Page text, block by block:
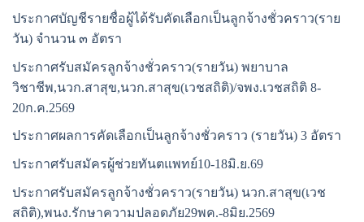
ประกาศบัญชีรายชื่อผู้ได้รับคัดเลือกเป็นลูกจ้างชั่วคราว(ราย
วัน) จำนวน ๓ อัตรา
ประกาศรับสมัครลูกจ้างชั่วคราว(รายวัน) พยาบาล
วิชาชีพ,นวก.สาสุข,นวก.สาสุข(เวชสถิติ)/จพง.เวชสถิติ 8-
20ก.ค.2569
ประกาศผลการคัดเลือกเป็นลูกจ้างชั่วคราว (รายวัน) 3 อัตรา
ประกาศรับสมัครผู้ช่วยทันตแพทย์10-18มิ.ย.69
ประกาศรับสมัครลูกจ้างชั่วคราว(รายวัน) นวก.สาสุข(เวช
สถิติ),พนง.รักษาความปลอดภัย29พค.-8มิย.2569